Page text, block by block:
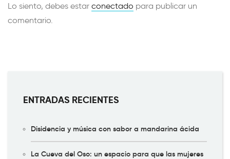
Lo siento, debes estar conectado para publicar un
comentario.
ENTRADAS RECIENTES
Disidencia y música con sabor a mandarina ácida
La Cueva del Oso: un espacio para que las mujeres